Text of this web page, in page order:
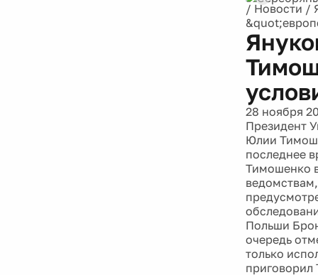
/ Новости /
28 ноября
Президент
Юлии
последнее
Тимошенко
Польши
очередь
только